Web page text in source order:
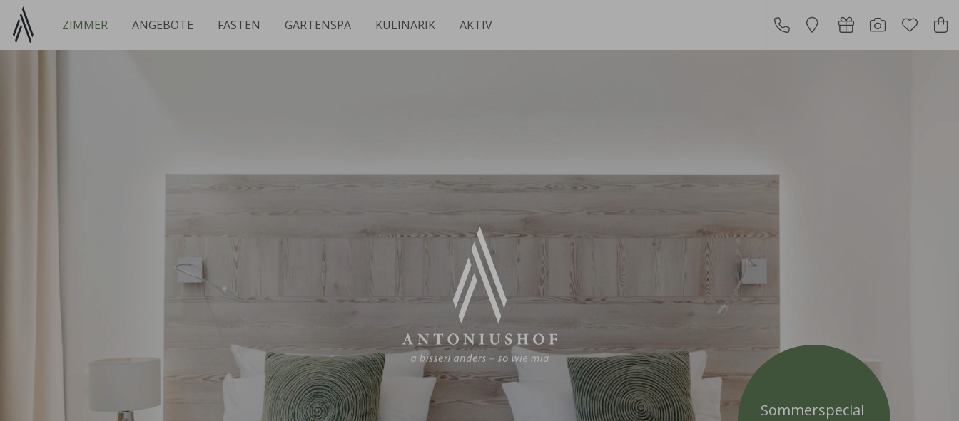
Zum
Inhalt
springen
ZIMMER ANGEBOTE FASTEN GARTENSPA KULINARIK AKTIV
Sommerspecial